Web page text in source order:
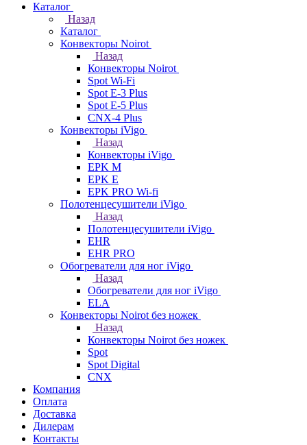
Каталог
Назад
Каталог
Конвекторы Noirot
Назад
Конвекторы Noirot
Spot Wi-Fi
Spot E-3 Plus
Spot E-5 Plus
CNX-4 Plus
Конвекторы iVigo
Назад
Конвекторы iVigo
EPK M
EPK E
EPK PRO Wi-fi
Полотенцесушители iVigo
Назад
Полотенцесушители iVigo
EHR
EHR PRO
Обогреватели для ног iVigo
Назад
Обогреватели для ног iVigo
ELA
Конвекторы Noirot без ножек
Назад
Конвекторы Noirot без ножек
Spot
Spot Digital
CNX
Компания
Оплата
Доставка
Дилерам
Контакты